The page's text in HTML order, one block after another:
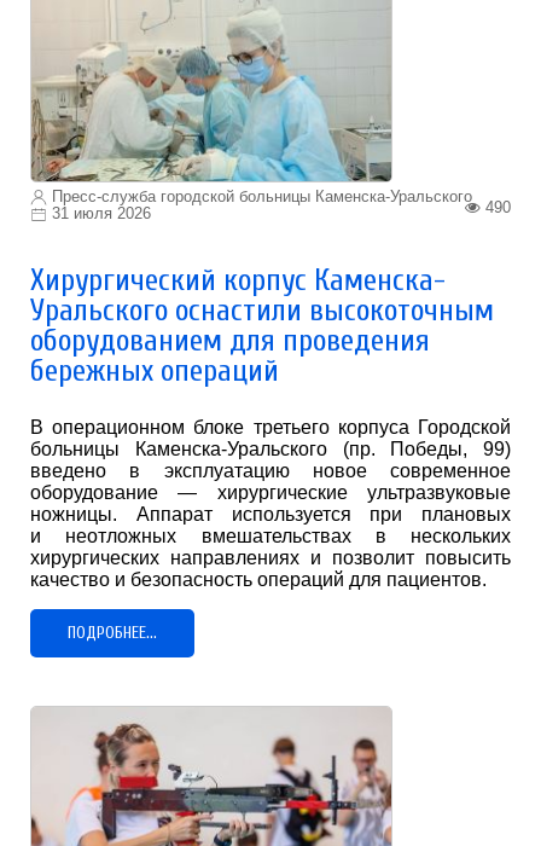
Пресс-служба городской больницы Каменска-Уральского
31 июля 2026
490
Хирургический корпус Каменска-
Уральского оснастили высокоточным
оборудованием для проведения
бережных операций
В операционном блоке третьего корпуса Городской
больницы Каменска-Уральского (пр. Победы, 99)
введено в эксплуатацию новое современное
оборудование — хирургические ультразвуковые
ножницы. Аппарат используется при плановых
и неотложных вмешательствах в нескольких
хирургических направлениях и позволит повысить
качество и безопасность операций для пациентов.
ПОДРОБНЕЕ...